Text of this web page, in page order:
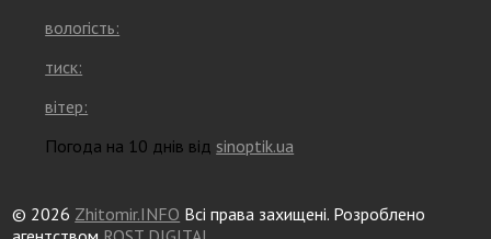
вологість:
тиск:
вітер:
Погода на 10 днів від sinoptik.ua
© 2026 Zhitomir.INFO Всі права захищені. Розроблено